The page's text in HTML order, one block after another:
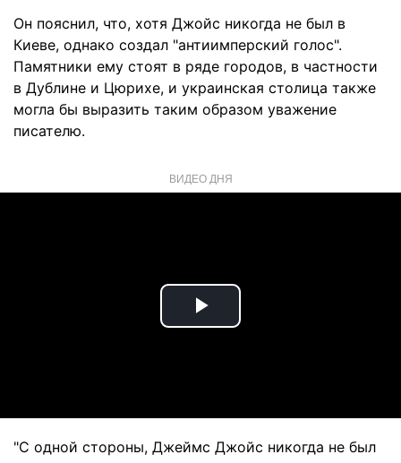
Он пояснил, что, хотя Джойс никогда не был в
Киеве, однако создал "антиимперский голос".
Памятники ему стоят в ряде городов, в частности
в Дублине и Цюрихе, и украинская столица также
могла бы выразить таким образом уважение
писателю.
ВИДЕО ДНЯ
Play
"С одной стороны, Джеймс Джойс никогда не был